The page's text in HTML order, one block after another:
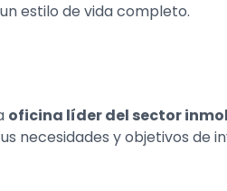
estilo de vida completo.
oficina líder del sector
necesidades y objetivos de